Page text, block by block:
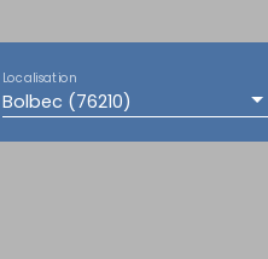
Bolbec (76210)
Localisation